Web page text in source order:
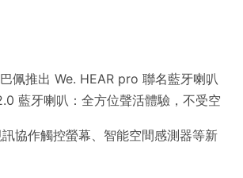
佩推出 We. HEAR pro 聯名藍牙喇叭
藍牙喇叭：全方位聲活體驗，不受空
協作觸控螢幕、智能空間感測器等新